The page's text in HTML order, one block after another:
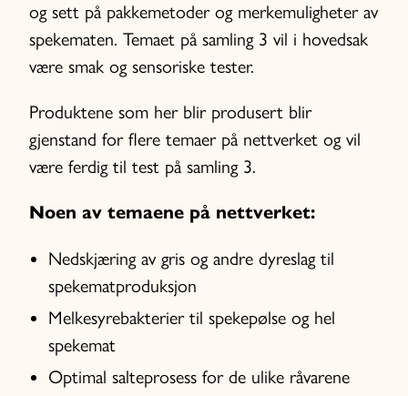
og sett på pakkemetoder og merkemuligheter av
spekematen. Temaet på samling 3 vil i hovedsak
være smak og sensoriske tester.
Produktene som her blir produsert blir
gjenstand for flere temaer på nettverket og vil
være ferdig til test på samling 3.
Noen av temaene på nettverket:
Nedskjæring av gris og andre dyreslag til
spekematproduksjon
Melkesyrebakterier til spekepølse og hel
spekemat
Optimal salteprosess for de ulike råvarene